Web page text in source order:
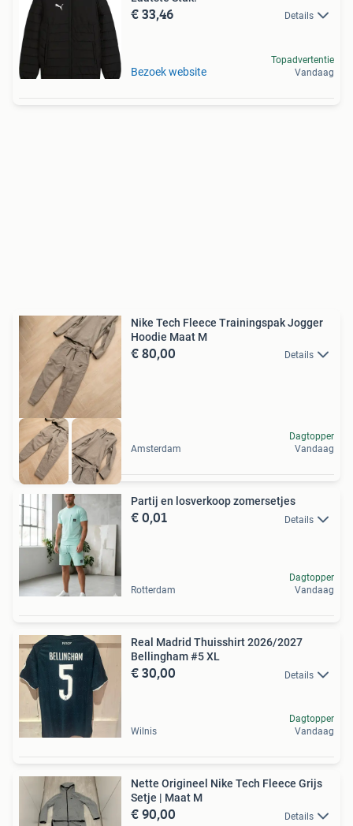
€ 33,46 Details
Bezoek website
Topadvertentie
Vandaag
Nike Tech Fleece Trainingspak Jogger
Hoodie Maat M
€ 80,00 Details
Amsterdam
Dagtopper
Vandaag
Partij en losverkoop zomersetjes
€ 0,01 Details
Rotterdam
Dagtopper
Vandaag
Real Madrid Thuisshirt 2026/2027
Bellingham #5 XL
€ 30,00 Details
Wilnis
Dagtopper
Vandaag
Nette Origineel Nike Tech Fleece Grijs
Setje | Maat M
€ 90,00 Details